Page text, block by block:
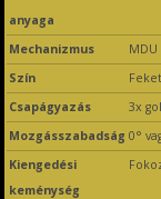
anyaga
Mechanizmus
Szín
Csapágyazás
3x
Mozgásszabadság 0°
Kiengedési
keménység